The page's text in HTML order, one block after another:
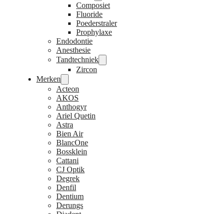
Composiet
Fluoride
Poederstraler
Prophylaxe
Endodontie
Anesthesie
Tandtechniek
Zircon
Merken
Acteon
AKOS
Anthogyr
Ariel Quetin
Astra
Bien Air
BlancOne
Bossklein
Cattani
CJ Optik
Degrek
Denfil
Dentium
Derungs